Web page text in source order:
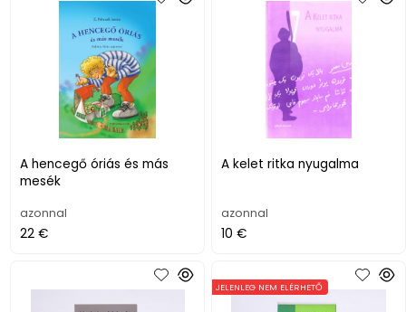
A hencegő óriás és más
mesék
azonnal
22 €
A kelet ritka nyugalma
azonnal
10 €
JELENLEG NEM ELÉRHETŐ